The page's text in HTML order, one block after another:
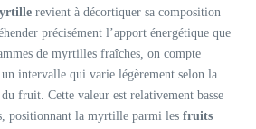
revient à décortiquer sa composition
précisément l’apport énergétique que
de myrtilles fraîches, on compte
intervalle qui varie légèrement selon la
fruit. Cette valeur est relativement basse
positionnant la myrtille parmi les fruits